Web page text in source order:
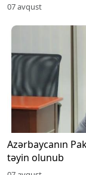
07 avqust
Azərbaycanın
təyin olunub